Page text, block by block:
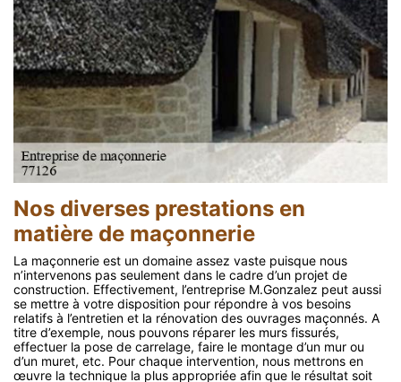
Nos diverses prestations en
matière de maçonnerie
La maçonnerie est un domaine assez vaste puisque nous
n’intervenons pas seulement dans le cadre d’un projet de
construction. Effectivement, l’entreprise M.Gonzalez peut aussi
se mettre à votre disposition pour répondre à vos besoins
relatifs à l’entretien et la rénovation des ouvrages maçonnés. A
titre d’exemple, nous pouvons réparer les murs fissurés,
effectuer la pose de carrelage, faire le montage d’un mur ou
d’un muret, etc. Pour chaque intervention, nous mettrons en
œuvre la technique la plus appropriée afin que le résultat soit